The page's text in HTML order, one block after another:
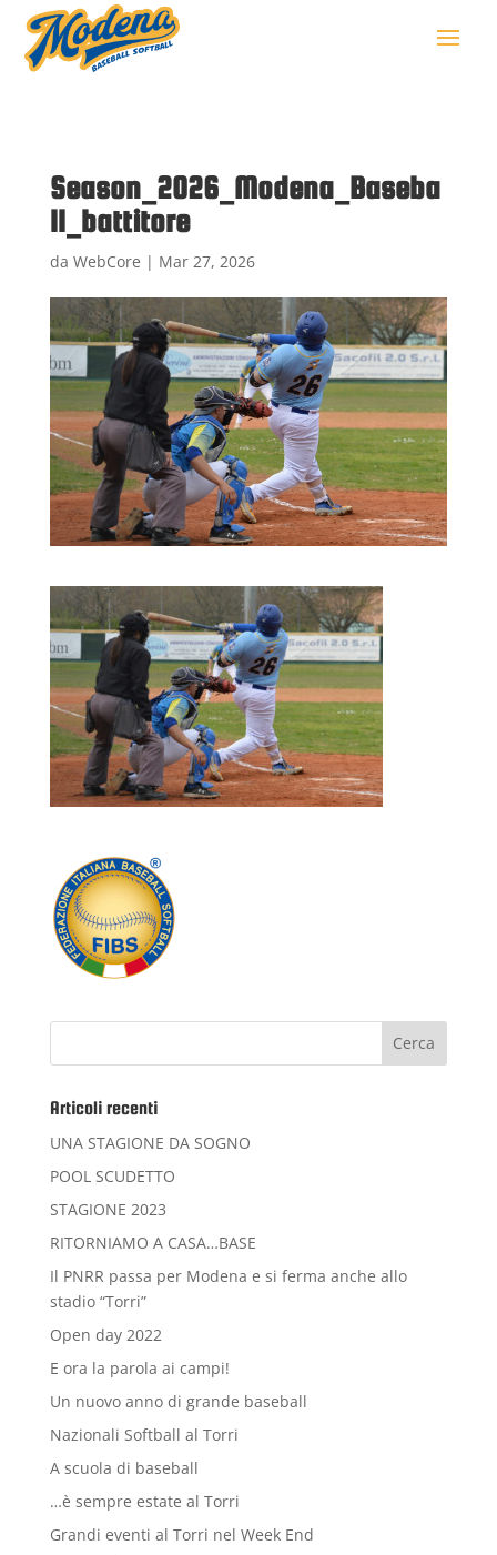
Season_2026_Modena_Baseba
ll_battitore
da WebCore | Mar 27, 2026
Articoli recenti
UNA STAGIONE DA SOGNO
POOL SCUDETTO
STAGIONE 2023
RITORNIAMO A CASA…BASE
Il PNRR passa per Modena e si ferma anche allo
stadio “Torri”
Open day 2022
E ora la parola ai campi!
Un nuovo anno di grande baseball
Nazionali Softball al Torri
A scuola di baseball
…è sempre estate al Torri
Grandi eventi al Torri nel Week End